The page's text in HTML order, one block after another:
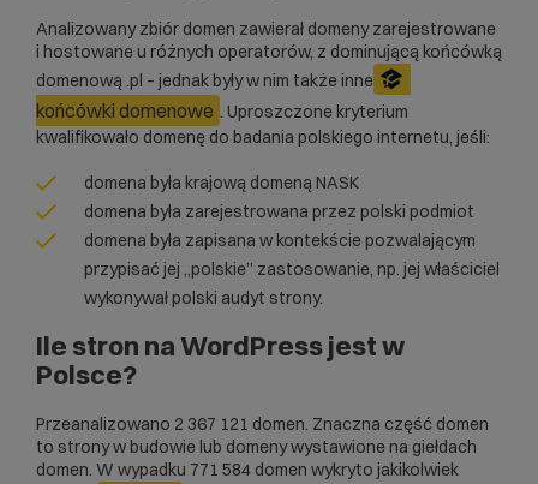
Analizowany zbiór domen zawierał domeny zarejestrowane
i hostowane u różnych operatorów, z dominującą końcówką
domenową .pl – jednak były w nim także inne
końcówki domenowe . Uproszczone kryterium
kwalifikowało domenę do badania polskiego internetu, jeśli:
domena była krajową domeną NASK
domena była zarejestrowana przez polski podmiot
domena była zapisana w kontekście pozwalającym
przypisać jej „polskie” zastosowanie, np. jej właściciel
wykonywał polski audyt strony.
Ile stron na WordPress jest w
Polsce?
Przeanalizowano 2 367 121 domen. Znaczna część domen
to strony w budowie lub domeny wystawione na giełdach
domen. W wypadku 771 584 domen wykryto jakikolwiek